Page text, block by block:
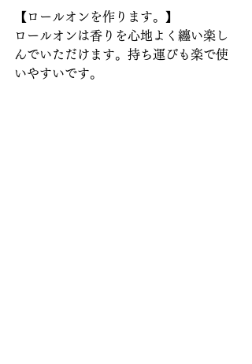
【ロールオンを作ります。】
ロールオンは香りを心地よく纏い楽し
んでいただけます。持ち運びも楽で使
いやすいです。